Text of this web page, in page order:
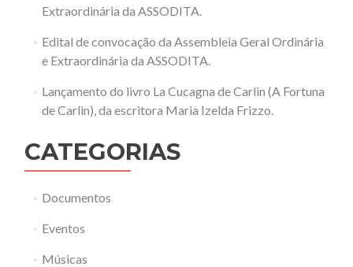
Extraordinária da ASSODITA.
Edital de convocação da Assembleia Geral Ordinária
e Extraordinária da ASSODITA.
Lançamento do livro La Cucagna de Carlin (A Fortuna
de Carlin), da escritora Maria Izelda Frizzo.
CATEGORIAS
Documentos
Eventos
Músicas